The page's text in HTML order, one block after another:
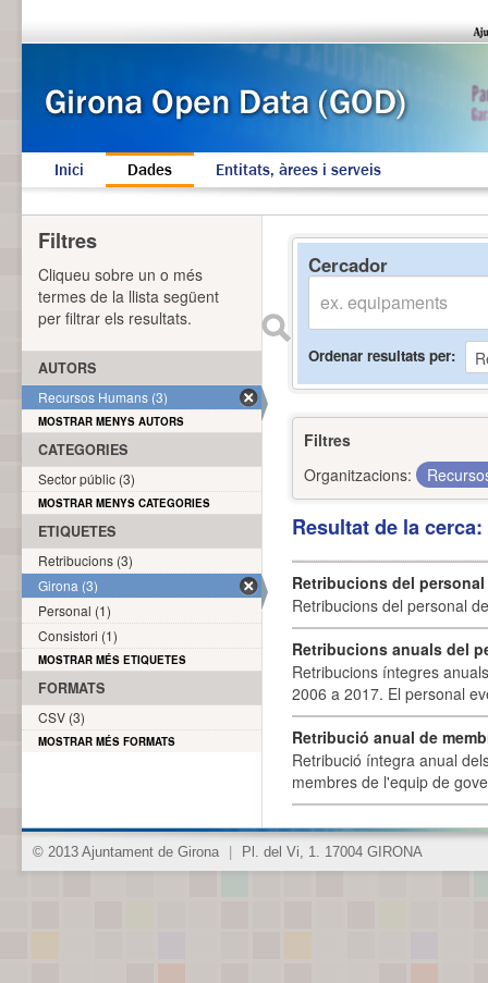
Inici Dades Entitats, àrees i serveis
Cercador
Ordenar resultats per
Filtres
Organitzacions:
Resultat de la
Retribucions del
Retribucions del personal
Retribucions anuals del
Retribucions íntegres
2006 a 2017. El personal
Retribució anual de
Retribució íntegra anual
membres de l'equip de
Filtres
Cliqueu sobre un o més
termes de la llista següent
per filtrar els resultats.
AUTORS
Recursos Humans (3)
MOSTRAR MENYS AUTORS
CATEGORIES
Sector públic (3)
MOSTRAR MENYS CATEGORIES
ETIQUETES
Retribucions (3)
Girona (3)
Personal (1)
Consistori (1)
MOSTRAR MÉS ETIQUETES
FORMATS
CSV (3)
MOSTRAR MÉS FORMATS
© 2013 Ajuntament de Girona Pl. del Vi, 1. 17004 GIRONA